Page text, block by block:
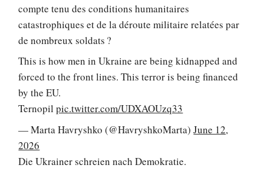
compte tenu des conditions humanitaires
catastrophiques et de la déroute militaire relatées par
de nombreux soldats ?
This is how men in Ukraine are being kidnapped and
forced to the front lines. This terror is being financed
by the EU.
Ternopilpic.twitter.com/UDXAOUzq33
— Marta Havryshko (@HavryshkoMarta)June 12,
2026
Die Ukrainer schreien nach Demokratie.